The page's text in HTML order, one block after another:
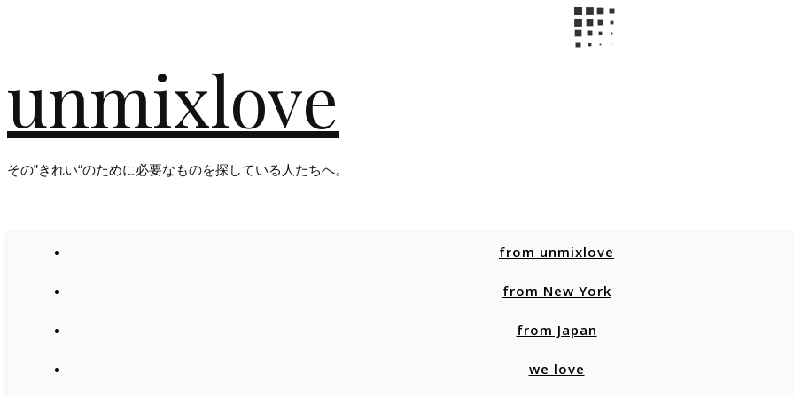
unmixlove
その”きれい“のために必要なものを探している人たちへ。
from unmixlove
from New York
from Japan
we love